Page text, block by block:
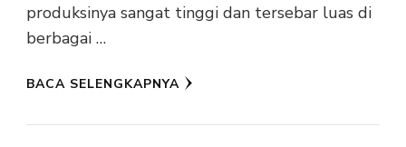
produksinya sangat tinggi dan tersebar luas di
berbagai …
BACA SELENGKAPNYA